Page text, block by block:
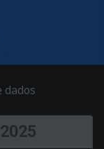
dados